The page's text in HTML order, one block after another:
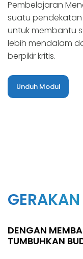
Pembelajaran
suatu
untuk membantu
lebih mendalam
berpikir kritis.
Unduh Modul
DENGAN
TUMBUHKAN